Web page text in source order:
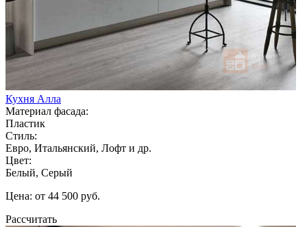
Кухня Алла
Материал фасада:
Пластик
Стиль:
Евро, Итальянский, Лофт и др.
Цвет:
Белый, Серый
Цена: от 44 500 руб.
Рассчитать